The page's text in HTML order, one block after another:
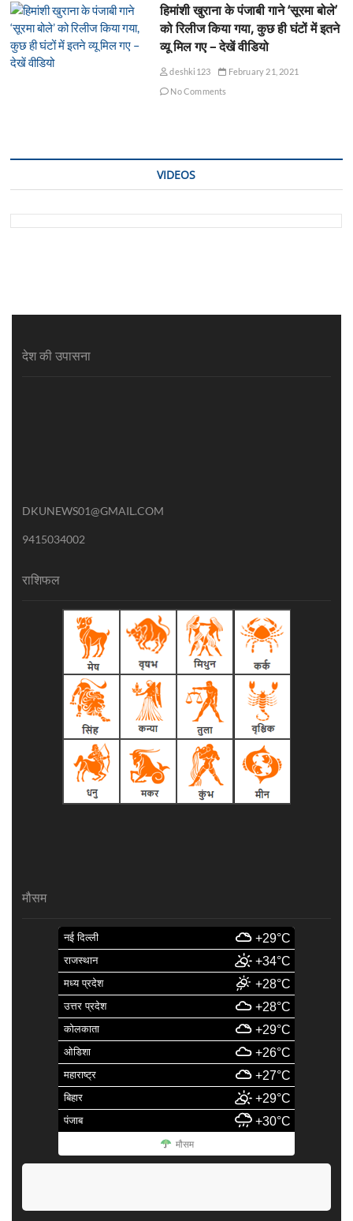
हिमांशी खुराना के पंजाबी गाने ‘सूरमा बोले’
को रिलीज किया गया, कुछ ही घंटों में इतने
व्यू मिल गए – देखें वीडियो
deshki123
February 21, 2021
No Comments
VIDEOS
देश की उपासना
DKUNEWS01@GMAIL.COM
9415034002
राशिफल
मौसम
नई दिल्ली +29°C
राजस्थान +34°C
मध्य प्रदेश +28°C
उत्तर प्रदेश +28°C
कोलकाता +29°C
ओडिशा +26°C
महाराष्ट्र +27°C
बिहार +29°C
पंजाब +30°C
मौसम